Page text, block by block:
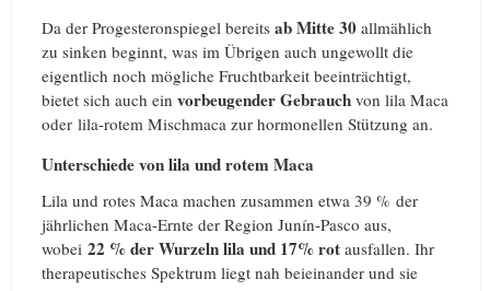
Da der Progesteronspiegel bereits ab Mitte 30 allmählich
zu sinken beginnt, was im Übrigen auch ungewollt die
eigentlich noch mögliche Fruchtbarkeit beeinträchtigt,
bietet sich auch ein vorbeugender Gebrauch von lila Maca
oder lila-rotem Mischmaca zur hormonellen Stützung an.
Unterschiede von lila und rotem Maca
Lila und rotes Maca machen zusammen etwa 39 % der
jährlichen Maca-Ernte der Region Junín-Pasco aus,
wobei 22 % der Wurzeln lila und 17% rot ausfallen. Ihr
therapeutisches Spektrum liegt nah beieinander und sie